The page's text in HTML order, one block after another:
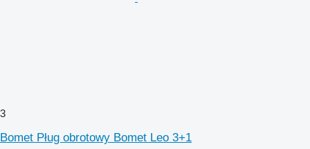
3
Bomet Pług obrotowy Bomet Leo 3+1